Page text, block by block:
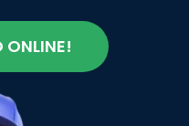
ONLINE!